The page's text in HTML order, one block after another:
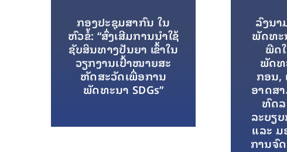
ກອງປະຊຸມສາກົນ ໃນ
ຫົວຂໍ້: “ສົ່ງເສີມການນໍາໃຊ້
ຊັບສິນທາງປັນຍາ ເຂົ້າໃນ
ວຽກງານເປົ້າໝາຍສະ
ຫັດສະວັດເພື່ອການ
ພັດທະນາ SDGs”
ລົງນາ
ພັດທະ
ພືດ
ພັດທ
ກອນ,
ອາດສ
ທົດລ
ລະບຽ
ແລະ ມ
ການຈົ